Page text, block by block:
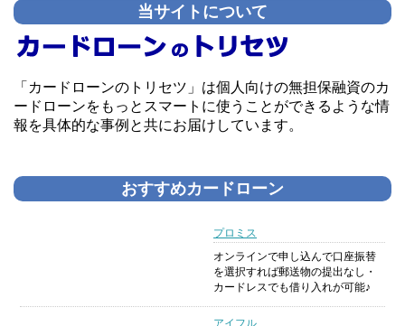
当サイトについて
「カードローンのトリセツ」は個人向けの無担保融資のカ
ードローンをもっとスマートに使うことができるような情
報を具体的な事例と共にお届けしています。
おすすめカードローン
プロミス
オンラインで申し込んで口座振替
を選択すれば郵送物の提出なし・
カードレスでも借り入れが可能♪